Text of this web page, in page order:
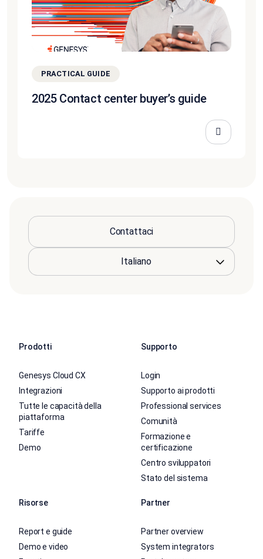
PRACTICAL GUIDE
2025 Contact center buyer’s guide
Contattaci
Prodotti
Genesys Cloud CX
Integrazioni
Tutte le capacità della
piattaforma
Tariffe
Demo
Supporto
Login
Supporto ai prodotti
Professional services
Comunità
Formazione e
certificazione
Centro sviluppatori
Stato del sistema
Risorse
Report e guide
Demo e video
Partner
Partner overview
System integrators